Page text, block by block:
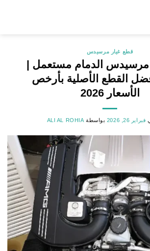
قطع غيار مرسيدس
مرسيدس الدمام مستعمل |
القطع الأصلية بأرخص
الأسعار 2026
فبراير 26, 2026 بواسطة ALI AL ROHIA